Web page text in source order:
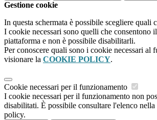
Gestione cookie
In questa schermata è possibile scegliere quali
I cookie necessari sono quelli che consentono
piattaforma e non è possibile disabilitarli.
Per conoscere quali sono i cookie necessari al
visionare la COOKIE POLICY.
Cookie necessari per il funzionamento
I cookie necessari per il funzionamento non
disabilitati. È possibile consultare l'elenco
policy.